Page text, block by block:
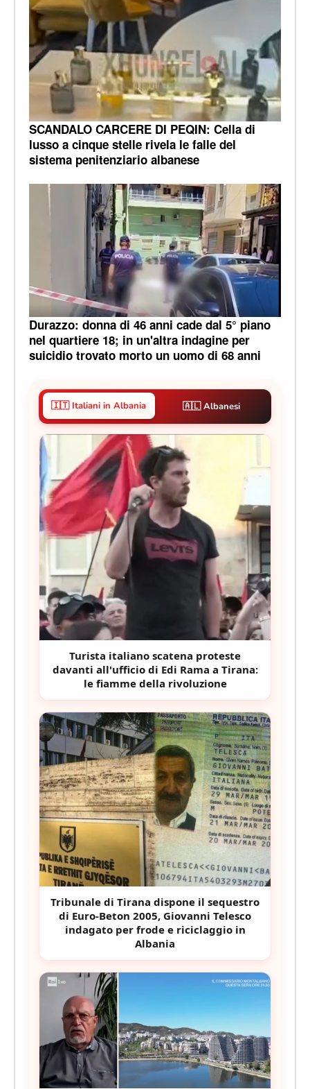
SCANDALO CARCERE DI PEQIN: Cella di
lusso a cinque stelle rivela le falle del
sistema penitenziario albanese
Durazzo: donna di 46 anni cade dal 5° piano
nel quartiere 18; in un'altra indagine per
suicidio trovato morto un uomo di 68 anni
🇮🇹 Italiani in Albania 🇦🇱 Albanesi
Turista italiano scatena proteste
davanti all'ufficio di Edi Rama a Tirana:
le fiamme della rivoluzione
Tribunale di Tirana dispone il sequestro
di Euro-Beton 2005, Giovanni Telesco
indagato per frode e riciclaggio in
Albania